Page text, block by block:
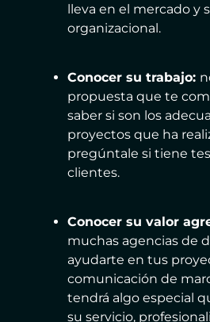
lleva en el mercado y
organizacional.
Conocer su trabajo:
propuesta que te
saber si son los
proyectos que ha
pregúntale si tiene
clientes.
Conocer su valor
muchas agencias de
ayudarte en tus
comunicación de
tendrá algo especial
su servicio,